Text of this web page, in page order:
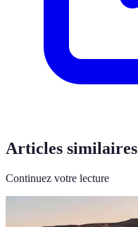
Articles similaires
Continuez votre lecture